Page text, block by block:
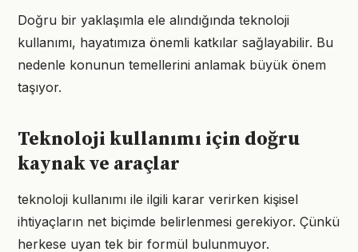
Doğru bir yaklaşımla ele alındığında teknoloji
kullanımı, hayatımıza önemli katkılar sağlayabilir. Bu
nedenle konunun temellerini anlamak büyük önem
taşıyor.
Teknoloji kullanımı için doğru
kaynak ve araçlar
teknoloji kullanımı ile ilgili karar verirken kişisel
ihtiyaçların net biçimde belirlenmesi gerekiyor. Çünkü
herkese uyan tek bir formül bulunmuyor.